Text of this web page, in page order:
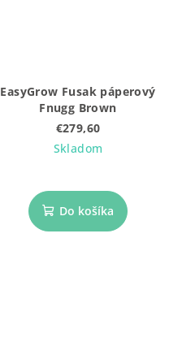
EasyGrow Fusak páperový
Fnugg Brown
€279,60
Skladom
Do košíka